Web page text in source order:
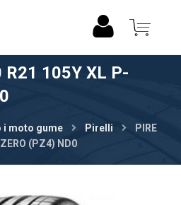
105Y XL P-
i moto gume Pirelli
PIRE
(PZ4) ND0